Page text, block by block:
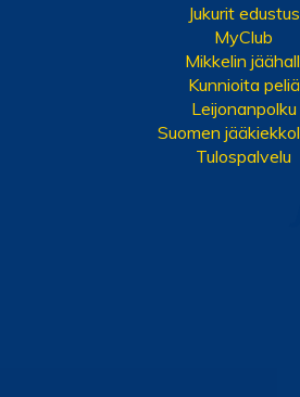
Jukurit edustus
MyClub
Mikkelin
Kunnioita peliä
Leijonanpolku
Suomen
Tulospalvelu